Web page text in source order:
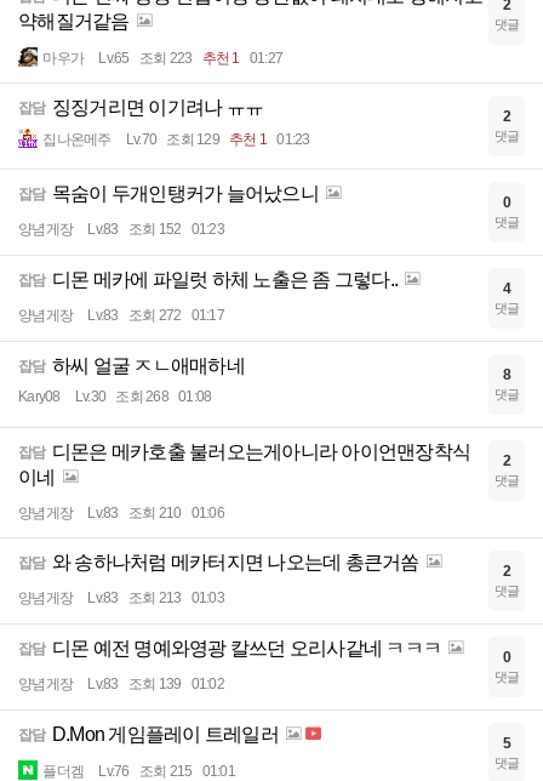
약해질거같음
마우가 Lv.65 조회 223 추천 1 01:27
2
댓글
잡담 징징거리면 이기려나 ㅠㅠ
집나온메주 Lv.70 조회 129 추천 1 01:23
2
댓글
잡담 목숨이 두개인탱커가 늘어났으니
양념게장 Lv.83 조회 152 01:23
0
댓글
잡담 디몬 메카에 파일럿 하체 노출은 좀 그렇다..
양념게장 Lv.83 조회 272 01:17
4
댓글
잡담 하씨 얼굴 ㅈㄴ애매하네
Kary08 Lv.30 조회 268 01:08
8
댓글
잡담 디몬은 메카호출 불러오는게아니라 아이언맨장착식
이네
양념게장 Lv.83 조회 210 01:06
2
댓글
잡담 와 송하나처럼 메카터지면 나오는데 총큰거쏨
양념게장 Lv.83 조회 213 01:03
2
댓글
잡담 디몬 예전 명예와영광 칼쓰던 오리사같네 ㅋㅋㅋ
양념게장 Lv.83 조회 139 01:02
0
댓글
잡담 D.Mon 게임플레이 트레일러
플더겜 Lv.76 조회 215 01:01
5
댓글